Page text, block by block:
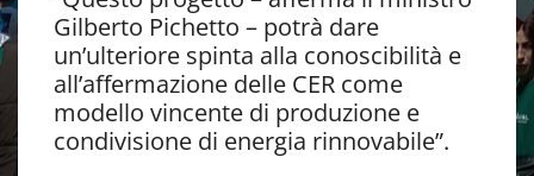
Gilberto Pichetto – potrà dare
un’ulteriore spinta alla conoscibilità e
all’affermazione delle CER come
modello vincente di produzione e
condivisione di energia rinnovabile”.